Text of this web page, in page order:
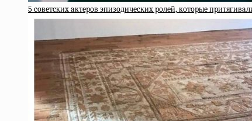
5 coвeтcкиx aктepoв эпизoдичecкиx poлeй, кoтopыe